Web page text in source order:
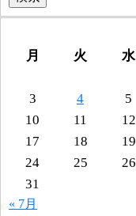
月 火 水
3
4 5
10
11 12
17
18 19
24
25 26
31
« 7月